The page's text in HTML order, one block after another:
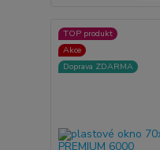
TOP produkt
Akce
Doprava ZDARMA